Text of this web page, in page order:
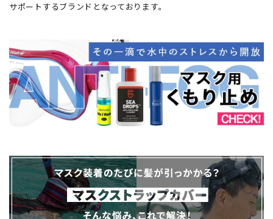
サポートするブランドとなっております。